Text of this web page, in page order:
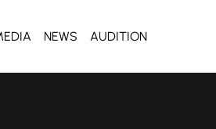
NEWS AUDITION